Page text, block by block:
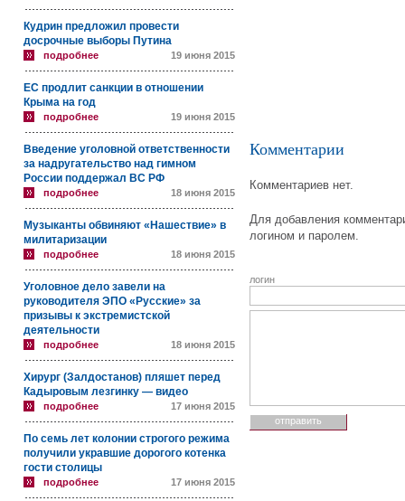
Кудрин предложил провести
досрочные выборы Путина
подробнее 19 июня 2015
ЕС продлит санкции в отношении
Крыма на год
подробнее 19 июня 2015
Введение уголовной ответственности
за надругательство над гимном
России поддержал ВС РФ
подробнее 18 июня 2015
Музыканты обвиняют «Нашествие» в
милитаризации
подробнее 18 июня 2015
Уголовное дело завели на
руководителя ЭПО «Русские» за
призывы к экстремистской
деятельности
подробнее 18 июня 2015
Хирург (Залдостанов) пляшет перед
Кадыровым лезгинку — видео
подробнее 17 июня 2015
По семь лет колонии строгого режима
получили укравшие дорогого котенка
гости столицы
подробнее 17 июня 2015
Комментарии
Комментариев нет.
Для добавления
логином и паролем.
логин